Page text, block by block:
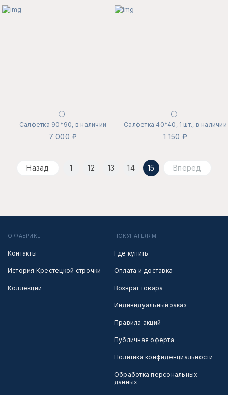
Салфетка 90*90, в наличии
7 000 ₽
Салфетка 40*40, 1 шт., в наличии
1 150 ₽
Назад 1 12 13 14 15 Вперед
О ФАБРИКЕ
Контакты
История Крестецкой строчки
Коллекции
ПОКУПАТЕЛЯМ
Где купить
Оплата и доставка
Возврат товара
Индивидуальный заказ
Правила акций
Публичная оферта
Политика конфиденциальности
Обработка персональных
данных